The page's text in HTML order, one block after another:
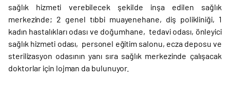
sağlık hizmeti verebilecek şekilde inşa edilen sağlık
merkezinde; 2 genel tıbbi muayenehane, diş polikliniği, 1
kadın hastalıkları odası ve doğumhane, tedavi odası, önleyici
sağlık hizmeti odası, personel eğitim salonu, ecza deposu ve
sterilizasyon odasının yanı sıra sağlık merkezinde çalışacak
doktorlar için lojman da bulunuyor.